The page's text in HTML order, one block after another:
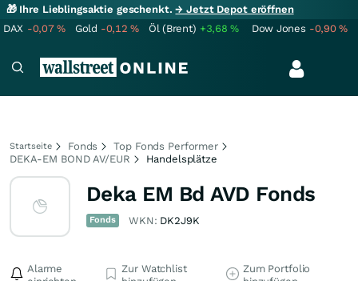
🎁 Ihre Lieblingsaktie geschenkt.→ Jetzt Depot eröffnen
DAX -0,07% Gold -0,12% Öl (Brent) +3,68% Dow Jones -0,90%
Startseite Fonds
Top Fonds Performer
DEKA-EM BOND AV/EUR
Handelsplätze
Deka EM Bd AVD Fonds
Fonds WKN: DK2J9K
Alarme
Zur Watchlist
Zum Portfolio